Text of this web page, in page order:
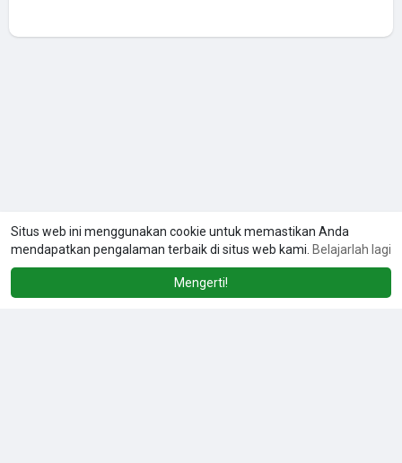
Situs web ini menggunakan cookie untuk memastikan Anda
mendapatkan pengalaman terbaik di situs web kami. Belajarlah lagi
Mengerti!